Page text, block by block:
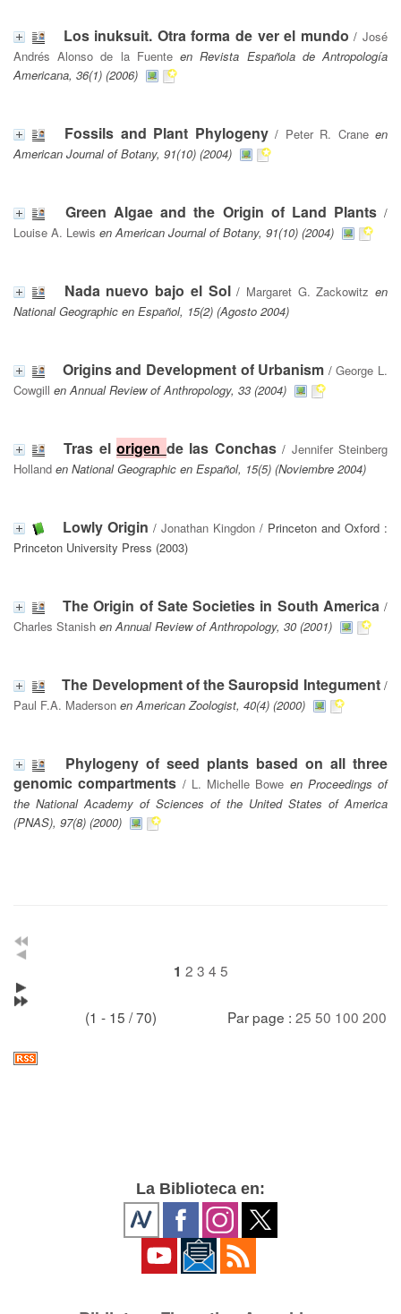
Los inuksuit. Otra forma de ver el mundo /José
Andrés Alonso de la Fuente en Revista Española de Antropología
Americana, 36(1) (2006)
Fossils and Plant Phylogeny/ Peter R. Crane en
American Journal of Botany, 91(10) (2004)
Green Algae and the Origin of Land Plants/
Louise A. Lewis en American Journal of Botany, 91(10) (2004)
Nada nuevo bajo el Sol/ Margaret G. Zackowitz en
National Geographic en Español, 15(2) (Agosto 2004)
Origins and Development of Urbanism /George L.
Cowgill en Annual Review of Anthropology, 33 (2004)
Tras elorigen de las Conchas/ Jennifer Steinberg
Holland en National Geographic en Español, 15(5) (Noviembre 2004)
Lowly Origin / Jonathan Kingdon / Princeton and Oxford :
Princeton University Press (2003)
The Origin of Sate Societies in South America/
Charles Stanish en Annual Review of Anthropology, 30 (2001)
The Development of the Sauropsid Integument/
Paul F.A. Maderson en American Zoologist, 40(4) (2000)
Phylogeny of seed plants based on all three
genomic compartments / L. Michelle Bowe en Proceedings of
the National Academy of Sciences of the United States of America
(PNAS), 97(8) (2000)
1 2 3 4 5
(1 - 15 / 70) Par page : 25 50 100 200
La Biblioteca en: